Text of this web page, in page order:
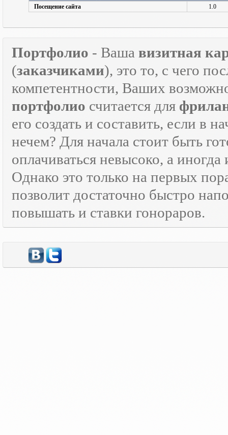
Посещение сайта
1.0
Портфолио - Ваша визитная
(заказчиками), это то, с чего
компетентности, Ваших
портфолио считается для
его создать и составить, если в
нечем? Для начала стоит быть
оплачиваться невысоко, а
Однако это только на первых
позволит достаточно быстро
повышать и ставки гонораров.